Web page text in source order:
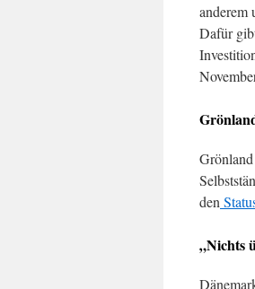
anderem
Dafür
den
„Nichts